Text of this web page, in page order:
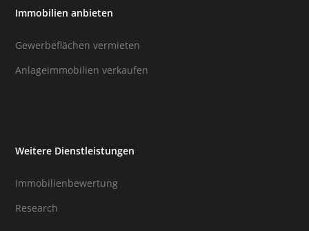
Immobilien anbieten
Gewerbeflächen vermieten
Anlageimmobilien verkaufen
Weitere Dienstleistungen
Immobilienbewertung
Research